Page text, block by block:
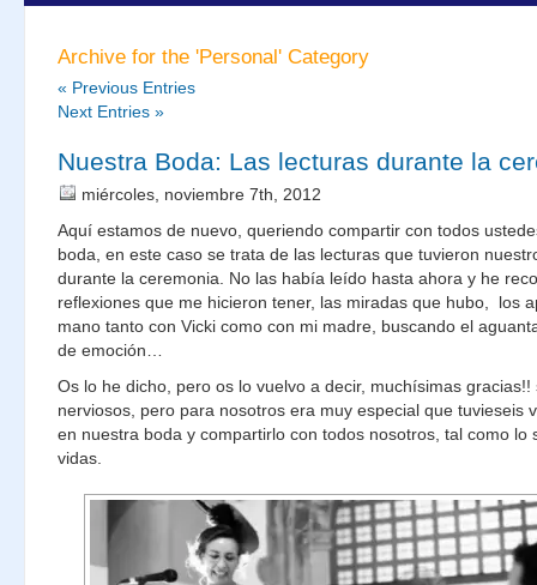
Archive for the 'Personal' Category
« Previous Entries
Next Entries »
Nuestra Boda: Las lecturas durante la
miércoles, noviembre 7th, 2012
Aquí estamos de nuevo, queriendo compartir con todos
boda, en este caso se trata de las lecturas que tuvieron
durante la ceremonia. No las había leído hasta ahora y he
reflexiones que me hicieron tener, las miradas que hubo, los
mano tanto con Vicki como con mi madre, buscando el
de emoción…
Os lo he dicho, pero os lo vuelvo a decir, muchísimas gracias!!
nerviosos, pero para nosotros era muy especial que tuvieseis
en nuestra boda y compartirlo con todos nosotros, tal como lo
vidas.